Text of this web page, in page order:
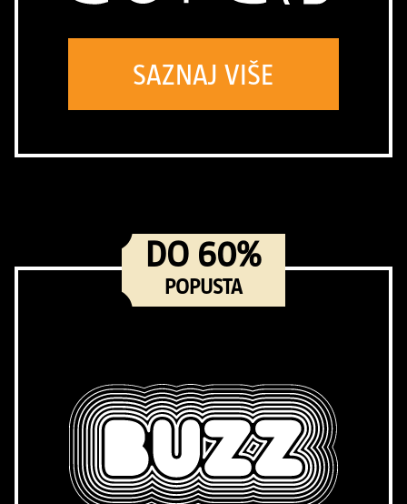
SAZNAJ VIŠE
DO 60%
POPUSTA